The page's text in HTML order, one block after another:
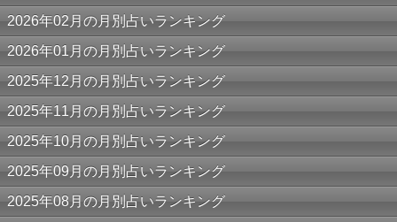
2026年02月の月別占いランキング
2026年01月の月別占いランキング
2025年12月の月別占いランキング
2025年11月の月別占いランキング
2025年10月の月別占いランキング
2025年09月の月別占いランキング
2025年08月の月別占いランキング